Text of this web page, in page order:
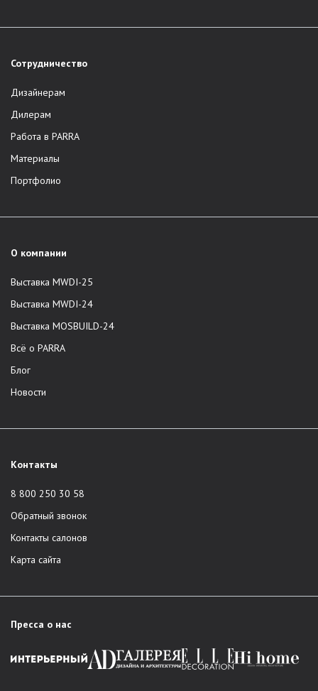
Сотрудничество
Дизайнерам
Дилерам
Работа в PARRA
Материалы
Портфолио
О компании
Выставка MWDI-25
Выставка MWDI-24
Выставка MOSBUILD-24
Всё о PARRA
Блог
Новости
Контакты
8 800 250 30 58
Обратный звонок
Контакты салонов
Карта сайта
Пресса о нас